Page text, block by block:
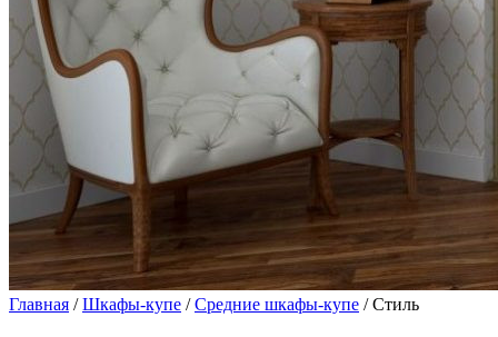
Главная /Шкафы-купе /Средние шкафы-купе / Стиль